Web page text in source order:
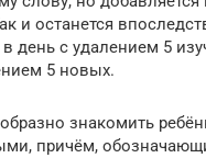
и останется
в день с удалением 5
5 новых.
знакомить
причём,